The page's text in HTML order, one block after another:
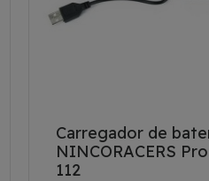
Carregador de
NINCORACERS
112